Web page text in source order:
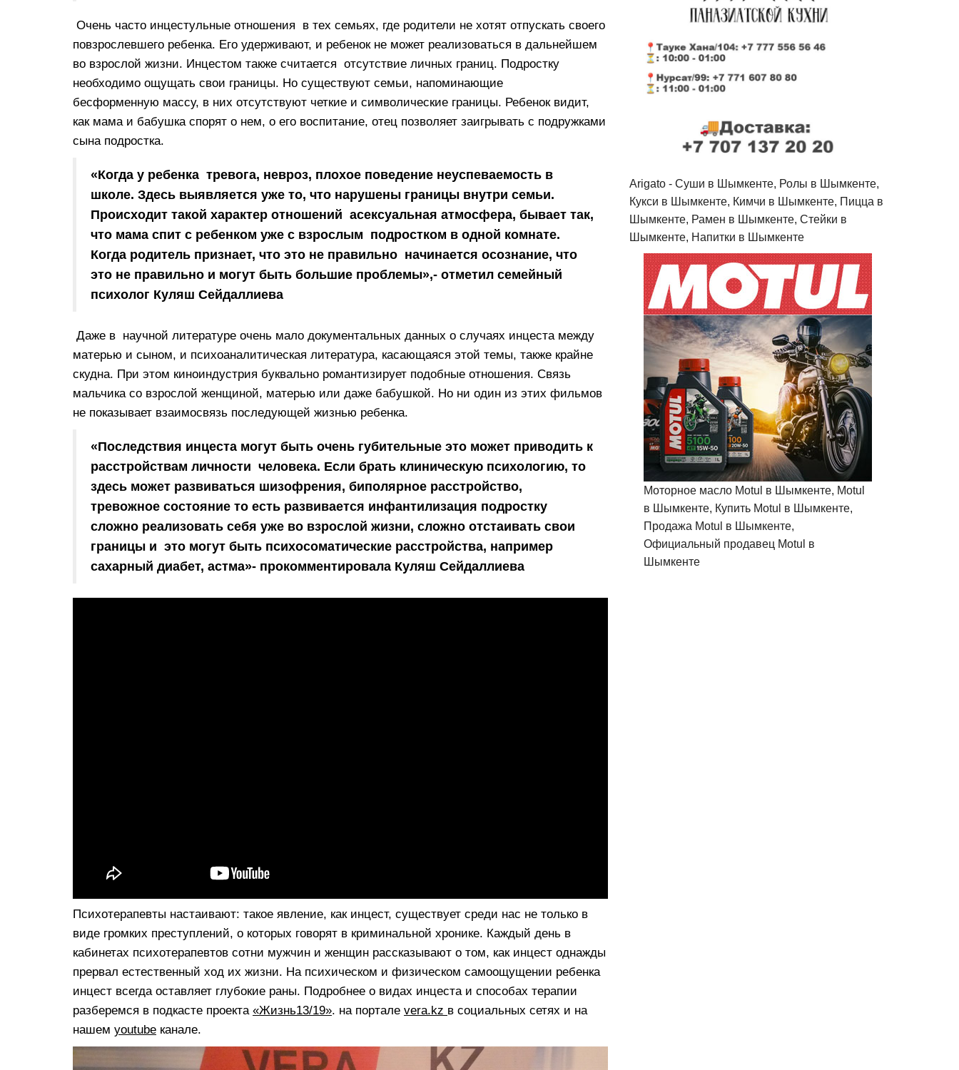
Очень часто инцестульные отношения в тех семьях, где родители не хотят отпускать своего
повзрослевшего ребенка. Его удерживают, и ребенок не может реализоваться в дальнейшем
во взрослой жизни. Инцестом также считается отсутствие личных границ. Подростку
необходимо ощущать свои границы. Но существуют семьи, напоминающие
бесформенную массу, в них отсутствуют четкие и символические границы. Ребенок видит,
как мама и бабушка спорят о нем, о его воспитание, отец позволяет заигрывать с подружками
сына подростка.
«Когда у ребенка тревога, невроз, плохое поведение неуспеваемость в
школе. Здесь выявляется уже то, что нарушены границы внутри семьи.
Происходит такой характер отношений асексуальная атмосфера, бывает так,
что мама спит с ребенком уже с взрослым подростком в одной комнате.
Когда родитель признает, что это не правильно начинается осознание, что
это не правильно и могут быть большие проблемы»,- отметил семейный
психолог Куляш Сейдаллиева
Даже в научной литературе очень мало документальных данных о случаях инцеста между
матерью и сыном, и психоаналитическая литература, касающаяся этой темы, также крайне
скудна. При этом киноиндустрия буквально романтизирует подобные отношения. Связь
мальчика со взрослой женщиной, матерью или даже бабушкой. Но ни один из этих фильмов
не показывает взаимосвязь последующей жизнью ребенка.
«Последствия инцеста могут быть очень губительные это может приводить к
расстройствам личности человека. Если брать клиническую психологию, то
здесь может развиваться шизофрения, биполярное расстройство,
тревожное состояние то есть развивается инфантилизация подростку
сложно реализовать себя уже во взрослой жизни, сложно отстаивать свои
границы и это могут быть психосоматические расстройства, например
сахарный диабет, астма»- прокомментировала Куляш Сейдаллиева
Психотерапевты настаивают: такое явление, как инцест, существует среди нас не только в
виде громких преступлений, о которых говорят в криминальной хронике. Каждый день в
кабинетах психотерапевтов сотни мужчин и женщин рассказывают о том, как инцест однажды
прервал естественный ход их жизни. На психическом и физическом самоощущении ребенка
инцест всегда оставляет глубокие раны. Подробнее о видах инцеста и способах терапии
разберемся в подкасте проекта «Жизнь13/19». на портале vera.kz в социальных сетях и на
нашем youtube канале.
Arigato - Cуши в Шымкенте, Ролы в Шымкенте,
Кукси в Шымкенте, Кимчи в Шымкенте, Пицца в
Шымкенте, Рамен в Шымкенте, Стейки в
Шымкенте, Напитки в Шымкенте
Моторное масло Motul в Шымкенте, Motul
в Шымкенте, Купить Motul в Шымкенте,
Продажа Motul в Шымкенте,
Официальный продавец Motul в
Шымкенте